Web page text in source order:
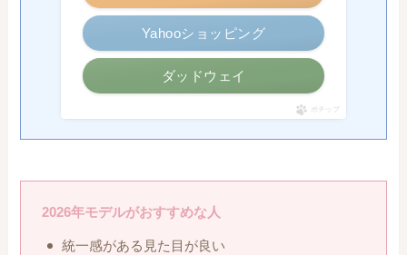
Yahooショッピング
ダッドウェイ
ポチップ
2026年モデルがおすすめな人
統一感がある見た目が良い